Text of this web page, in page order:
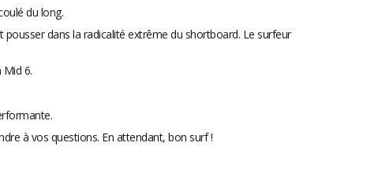
du long.
dans la radicalité extrême du shortboard. Le surfeur
6.
à vos questions. En attendant, bon surf !